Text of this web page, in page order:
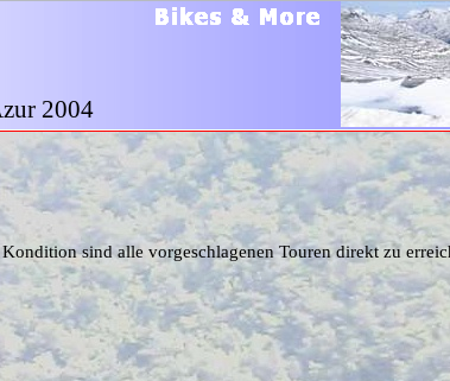
2004
sind alle vorgeschlagenen Touren direkt zu